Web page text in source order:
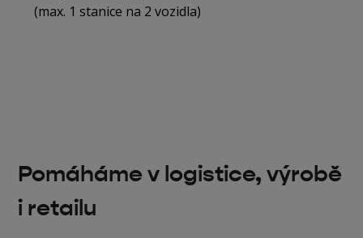
(max. 1 stanice na 2 vozidla)
Pomáháme v logistice, výrobě
i retailu